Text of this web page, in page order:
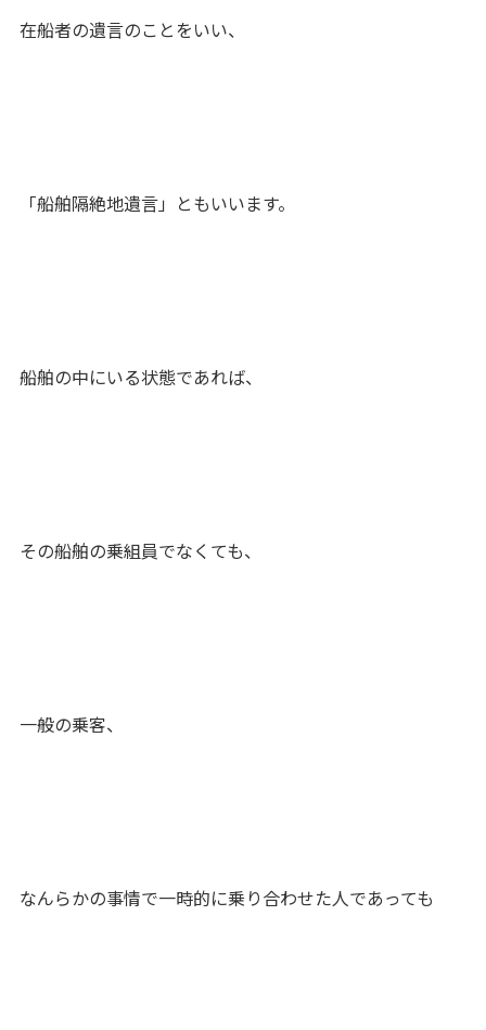
在船者の遺言のことをいい、
「船舶隔絶地遺言」ともいいます。
船舶の中にいる状態であれば、
その船舶の乗組員でなくても、
一般の乗客、
なんらかの事情で一時的に乗り合わせた人であっても